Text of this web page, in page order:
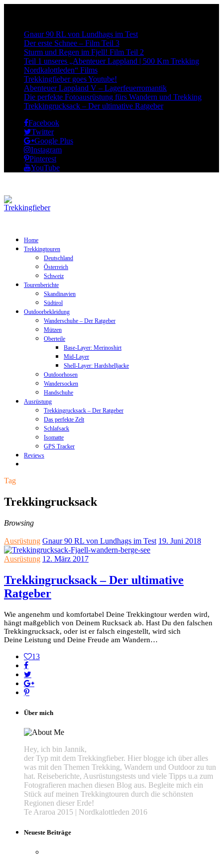
Gnaur 90 RL von Lundhags im Test
Der erste Schnee – Film Teil 3
Sturm und Regen im Fjell! Film Teil 2
Teil 1 unseres „Abenteuer Lappland | 500 Km Trekking
Nordkalottleden“ Films
Trekkingfieber goes Youtube!
Abenteuer Lappland V – Lagerfeuerromantik
Die perfekte Fotoausrüstung fürs Wandern und Trekking
Trekkingrucksack – Der ultimative Ratgeber
Facebook
Twitter
Google Plus
Instagram
Pinterest
YouTube
Home
Trekkingtouren
Deutschland
Österreich
Schweiz
Tourenberichte
Skandinavien
Südtirol
Outdoorbekleidung
Wanderschuhe – Der Ratgeber
Mützen
Oberteile
Base-Layer: Merinoshirt
Mid-Layer
Shell-Layer: Hardshelljacke
Outdoorhosen
Wandersocken
Handschuhe
Ausrüstung
Trekkingrucksack – Der Ratgeber
Das perfekte Zelt
Schlafsack
Isomatte
GPS Tracker
Reviews
Tag
Trekkingrucksack
Browsing
Ausrüstung Gnaur 90 RL von Lundhags im Test 19. Juni 2018
Ausrüstung 12. März 2017
Trekkingrucksack – Der ultimative
Ratgeber
Wie angenehm und komfortabel Deine Trekkingtour werden wird,
hängt maßgeblich von Deinem Rucksack ab. Hast Du den falschen
Trekkingrucksack, oder ist er falsch eingestellt, wird sich
Deine Leistung und Deine Freude am Wandern…
13
Über mich
Hey, ich bin Jannik,
der Typ mit dem Trekkingfieber. Hier blogge ich über alles
was mit den Themen Trekking, Wandern und Outdoor zu tun
hat. Reiseberichte, Ausrüstungstests und viele Tipps u.a zum
Fotografieren machen diesen Blog aus. Begleite mich ein
Stück auf meinen Trekkingtouren durch die schönsten
Regionen dieser Erde!
Te Araroa 2015 | Nordkalottleden 2016
Neueste Beiträge